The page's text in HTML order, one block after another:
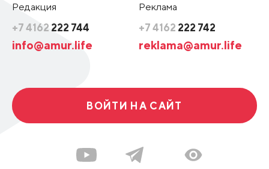
Редакция
+7 4162 222 744
info@amur.life
Реклама
+7 4162 222 742
reklama@amur.life
ВОЙТИ НА САЙТ